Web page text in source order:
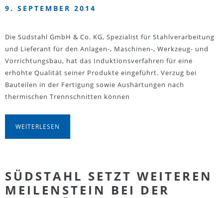
9. SEPTEMBER 2014
Die Südstahl GmbH & Co. KG, Spezialist für Stahlverarbeitung
und Lieferant für den Anlagen-, Maschinen-, Werkzeug- und
Vorrichtungsbau, hat das Induktionsverfahren für eine
erhöhte Qualität seiner Produkte eingeführt. Verzug bei
Bauteilen in der Fertigung sowie Aushärtungen nach
thermischen Trennschnitten können
WEITERLESEN
SÜDSTAHL SETZT WEITEREN
MEILENSTEIN BEI DER